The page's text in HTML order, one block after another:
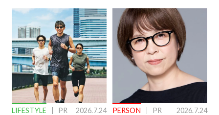
下を救う、脳のインナ
ーケアとは
LIFESTYLE PR 2026.7.24 PERSON PR 2026.7.24